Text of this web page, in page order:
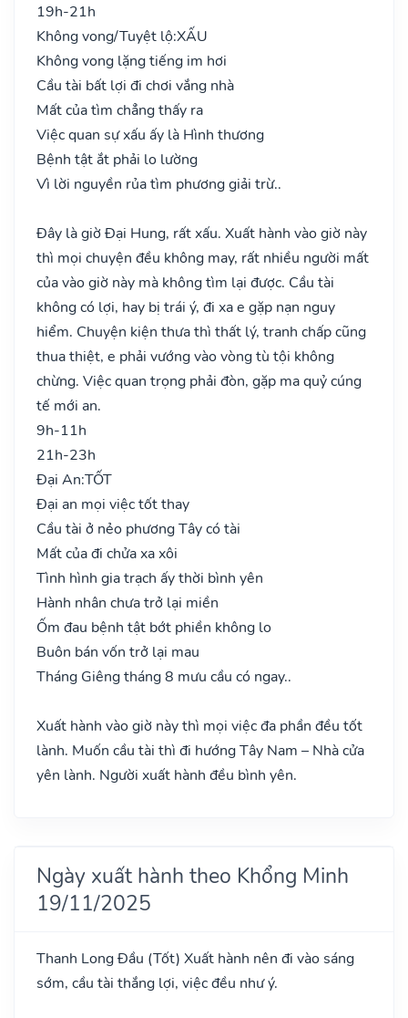
19h-21h
Không vong/Tuyệt lộ:XẤU
Không vong lặng tiếng im hơi
Cầu tài bất lợi đi chơi vắng nhà
Mất của tìm chẳng thấy ra
Việc quan sự xấu ấy là Hình thương
Bệnh tật ắt phải lo lường
Vì lời nguyền rủa tìm phương giải trừ..
Đây là giờ Đại Hung, rất xấu. Xuất hành vào giờ này
thì mọi chuyện đều không may, rất nhiều người mất
của vào giờ này mà không tìm lại được. Cầu tài
không có lợi, hay bị trái ý, đi xa e gặp nạn nguy
hiểm. Chuyện kiện thưa thì thất lý, tranh chấp cũng
thua thiệt, e phải vướng vào vòng tù tội không
chừng. Việc quan trọng phải đòn, gặp ma quỷ cúng
tế mới an.
9h-11h
21h-23h
Đại An:TỐT
Đại an mọi việc tốt thay
Cầu tài ở nẻo phương Tây có tài
Mất của đi chửa xa xôi
Tình hình gia trạch ấy thời bình yên
Hành nhân chưa trở lại miền
Ốm đau bệnh tật bớt phiền không lo
Buôn bán vốn trở lại mau
Tháng Giêng tháng 8 mưu cầu có ngay..
Xuất hành vào giờ này thì mọi việc đa phần đều tốt
lành. Muốn cầu tài thì đi hướng Tây Nam – Nhà cửa
yên lành. Người xuất hành đều bình yên.
Ngày xuất hành theo Khổng Minh
19/11/2025
Thanh Long Đầu (Tốt) Xuất hành nên đi vào sáng
sớm, cầu tài thắng lợi, việc đều như ý.